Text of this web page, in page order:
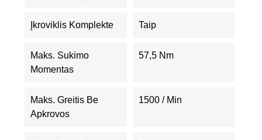
Įkroviklis Komplekte Taip
Maks. Sukimo
Momentas
57,5 Nm
Maks. Greitis Be
Apkrovos
1500 / Min